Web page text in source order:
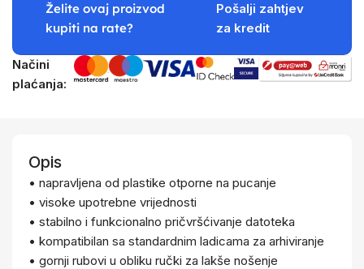
Želite ovaj proizvod
kupiti na rate?
Pošalji zahtjev
za kredit
Načini
plaćanja:
Opis
• napravljena od plastike otporne na pucanje
• visoke upotrebne vrijednosti
• stabilno i funkcionalno pričvršćivanje datoteka
• kompatibilan sa standardnim ladicama za arhiviranje
• gornji rubovi u obliku ručki za lakše nošenje